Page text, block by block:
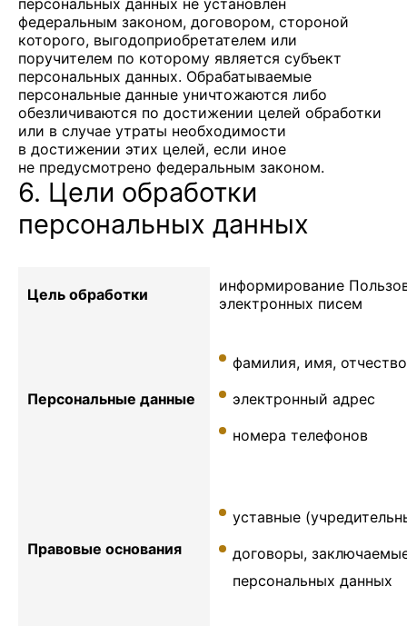
персональных данных не установлен
федеральным законом, договором, стороной
которого, выгодоприобретателем или
поручителем по которому является субъект
персональных данных. Обрабатываемые
персональные данные уничтожаются либо
обезличиваются по достижении целей обработки
или в случае утраты необходимости
в достижении этих целей, если иное
не предусмотрено федеральным законом.
6. Цели обработки
персональных данных
Цель обработки
информирование
электронных писем
Персональные данные
фамилия, имя, отчество
электронный адрес
номера телефонов
Правовые основания
уставные
договоры,
персональных данных